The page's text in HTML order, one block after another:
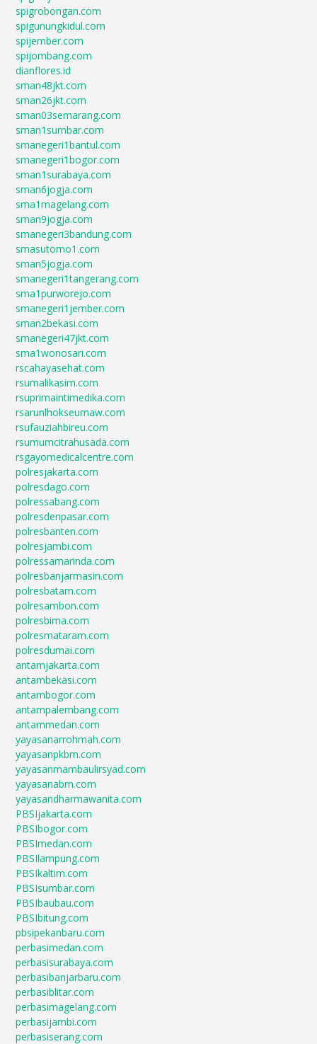
spigrobongan.com
spigunungkidul.com
spijember.com
spijombang.com
dianflores.id
sman48jkt.com
sman26jkt.com
sman03semarang.com
sman1sumbar.com
smanegeri1bantul.com
smanegeri1bogor.com
sman1surabaya.com
sman6jogja.com
sma1magelang.com
sman9jogja.com
smanegeri3bandung.com
smasutomo1.com
sman5jogja.com
smanegeri1tangerang.com
sma1purworejo.com
smanegeri1jember.com
sman2bekasi.com
smanegeri47jkt.com
sma1wonosari.com
rscahayasehat.com
rsumalikasim.com
rsuprimaintimedika.com
rsarunlhokseumaw.com
rsufauziahbireu.com
rsumumcitrahusada.com
rsgayomedicalcentre.com
polresjakarta.com
polresdago.com
polressabang.com
polresdenpasar.com
polresbanten.com
polresjambi.com
polressamarinda.com
polresbanjarmasin.com
polresbatam.com
polresambon.com
polresbima.com
polresmataram.com
polresdumai.com
antamjakarta.com
antambekasi.com
antambogor.com
antampalembang.com
antammedan.com
yayasanarrohmah.com
yayasanpkbm.com
yayasanmambaulirsyad.com
yayasanabm.com
yayasandharmawanita.com
PBSIjakarta.com
PBSIbogor.com
PBSImedan.com
PBSIlampung.com
PBSIkaltim.com
PBSIsumbar.com
PBSIbaubau.com
PBSIbitung.com
pbsipekanbaru.com
perbasimedan.com
perbasisurabaya.com
perbasibanjarbaru.com
perbasiblitar.com
perbasimagelang.com
perbasijambi.com
perbasiserang.com